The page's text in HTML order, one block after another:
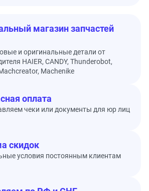
магазин запчастей
и оригинальные детали от
HAIER, CANDY, Thunderobot,
Machenike
оплата
чеки или документы для юр лиц
скидок
условия постоянным клиентам